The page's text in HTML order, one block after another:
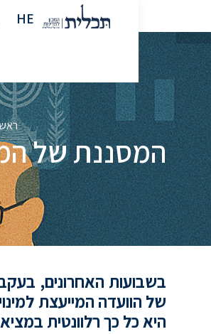
HE
EN
המסננת של
בשבועות האחרונים,
של הוועדה המייעצת
היא כל כך רלוונטית